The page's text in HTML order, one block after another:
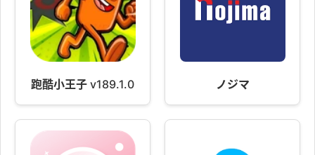
跑酷小王子 v189.1.0 ノジマ